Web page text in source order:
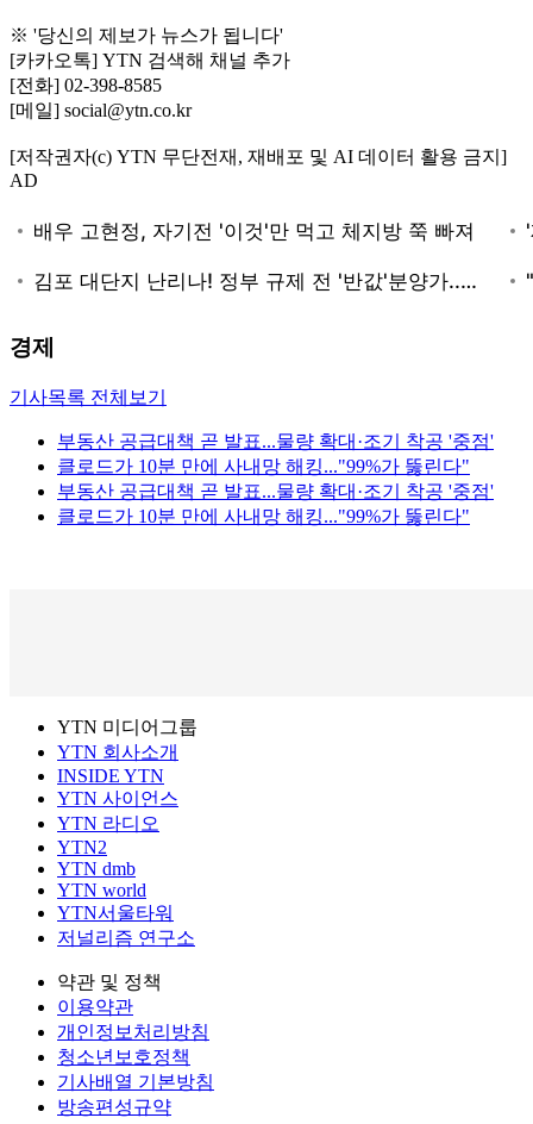
※ '당신의 제보가 뉴스가 됩니다'
[카카오톡] YTN 검색해 채널 추가
[전화] 02-398-8585
[메일] social@ytn.co.kr
[저작권자(c) YTN 무단전재, 재배포 및 AI 데이터 활용 금지]
AD
경제
기사목록 전체보기
부동산 공급대책 곧 발표...물량 확대·조기 착공 '중점'
클로드가 10분 만에 사내망 해킹..."99%가 뚫린다"
부동산 공급대책 곧 발표...물량 확대·조기 착공 '중점'
클로드가 10분 만에 사내망 해킹..."99%가 뚫린다"
YTN 미디어그룹
YTN 회사소개
INSIDE YTN
YTN 사이언스
YTN 라디오
YTN2
YTN dmb
YTN world
YTN서울타워
저널리즘 연구소
약관 및 정책
이용약관
개인정보처리방침
청소년보호정책
기사배열 기본방침
방송편성규약